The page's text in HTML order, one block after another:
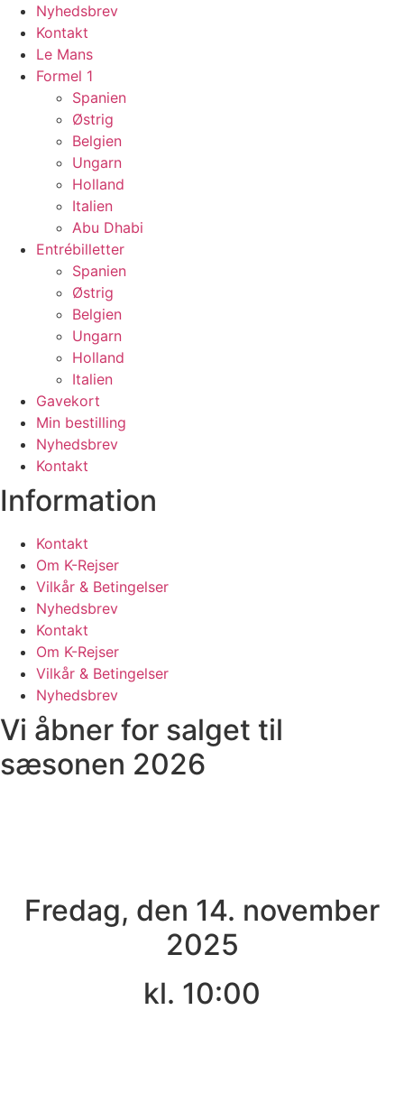
Nyhedsbrev
Kontakt
Le Mans
Formel 1
Spanien
Østrig
Belgien
Ungarn
Holland
Italien
Abu Dhabi
Entrébilletter
Spanien
Østrig
Belgien
Ungarn
Holland
Italien
Gavekort
Min bestilling
Nyhedsbrev
Kontakt
Information
Kontakt
Om K-Rejser
Vilkår & Betingelser
Nyhedsbrev
Kontakt
Om K-Rejser
Vilkår & Betingelser
Nyhedsbrev
Vi åbner for salget til
sæsonen 2026
Fredag, den 14. november
2025
kl. 10:00